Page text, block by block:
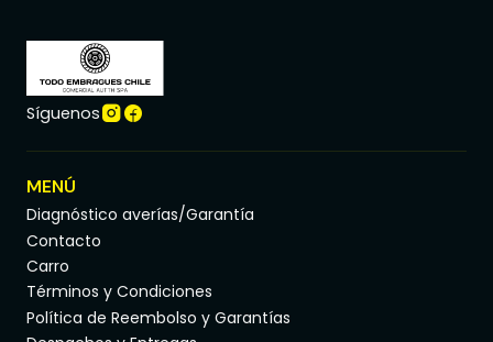
Síguenos
MENÚ
Diagnóstico averías/Garantía
Contacto
Carro
Términos y Condiciones
Política de Reembolso y Garantías